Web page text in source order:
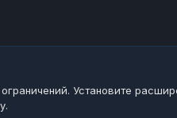
Установите